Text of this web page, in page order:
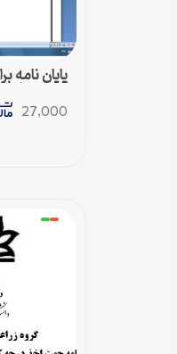
) رشته زراعت
27,000